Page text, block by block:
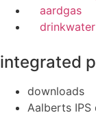
aardgas
drinkwater
integrated
downloads
Aalberts IPS